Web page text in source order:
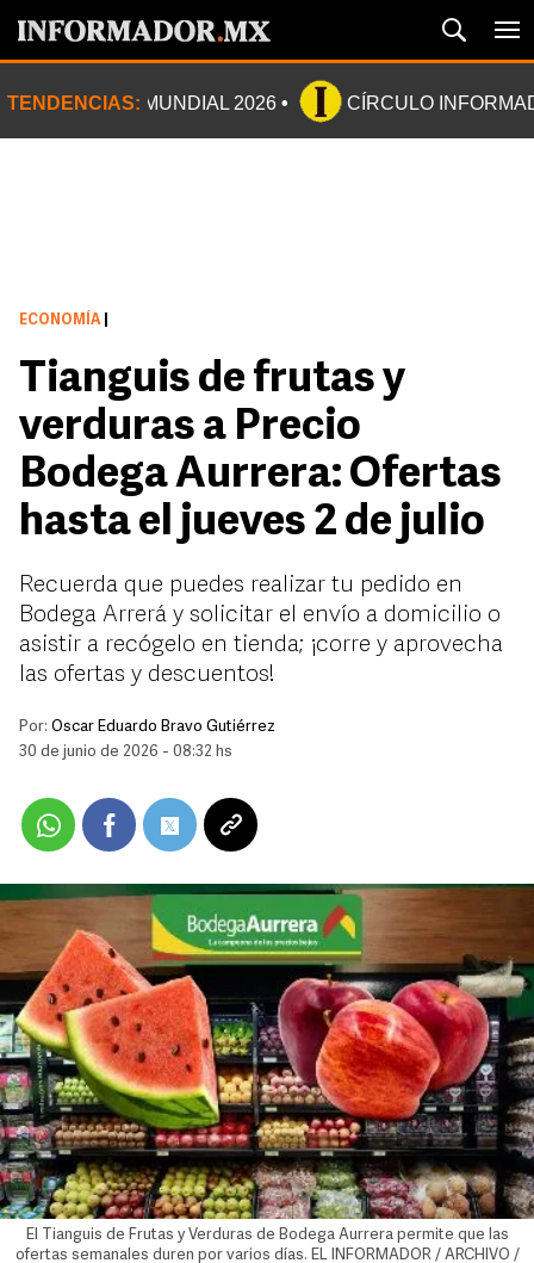
TENDENCIAS: MUNDIAL 2026 CÍRCULO
ECONOMÍA
Tianguis de frutas y
verduras a Precio
Bodega Aurrera: Ofertas
hasta el jueves 2 de julio
Recuerda que puedes realizar tu pedido en
Bodega Arrerá y solicitar el envío a domicilio o
asistir a recógelo en tienda; ¡corre y aprovecha
las ofertas y descuentos!
Por: Oscar Eduardo Bravo Gutiérrez
30 de junio de 2026 - 08:32 hs
El Tianguis de Frutas y Verduras de Bodega Aurrera permite que las
ofertas semanales duren por varios días. EL INFORMADOR / ARCHIVO /